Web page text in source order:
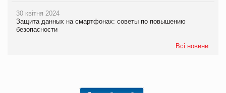
30 квітня 2024
Защита данных на смартфонах: советы по повышению
безопасности
Всі новини